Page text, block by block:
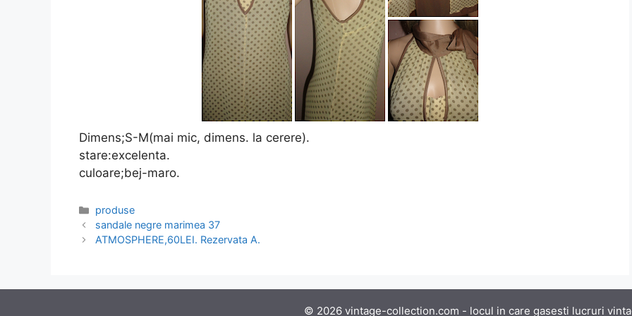
Dimens;S-M(mai mic, dimens. la cerere).
stare:excelenta.
culoare;bej-maro.
Categories
produse
sandale negre marimea 37
ATMOSPHERE,60LEI. Rezervata A.
© 2026 vintage-collection.com - locul in care gasesti lucruri